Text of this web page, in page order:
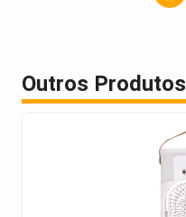
Outros Produtos